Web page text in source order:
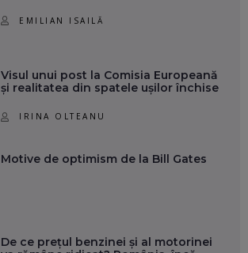
EMILIAN ISAILĂ
Visul unui post la Comisia Europeană
și realitatea din spatele ușilor închise
IRINA OLTEANU
Motive de optimism de la Bill Gates
De ce prețul benzinei și al motorinei